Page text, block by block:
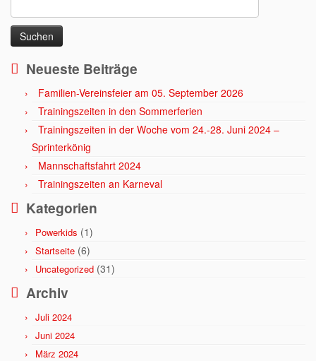
nach:
Neueste Beiträge
Familien-Vereinsfeier am 05. September 2026
Trainingszeiten in den Sommerferien
Trainingszeiten in der Woche vom 24.-28. Juni 2024 –
Sprinterkönig
Mannschaftsfahrt 2024
Trainingszeiten an Karneval
Kategorien
Powerkids (1)
Startseite (6)
Uncategorized (31)
Archiv
Juli 2024
Juni 2024
März 2024